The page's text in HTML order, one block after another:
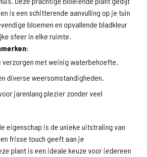
is een schitterende aanvulling op je tuin
bloemen en opvallende bladkleur
sfeer in elke ruimte.
verzorgen met weinig waterbehoefte.
diverse weersomstandigheden.
jarenlang plezier zonder veel
eigenschap is de unieke uitstraling van
frisse touch geeft aan je
plant is een ideale keuze voor iedereen